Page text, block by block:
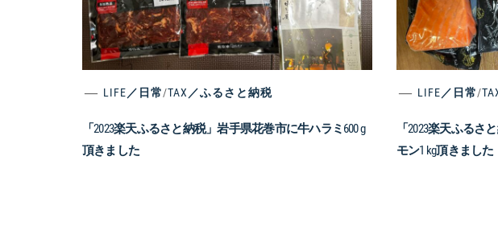
LIFE／日常/TAX／ふるさと納税
「2023楽天ふるさと納税」岩手県花巻市に牛ハラミ600 g
頂きました
LIFE／日常/
「2023楽天ふる
モン1 kg頂きました